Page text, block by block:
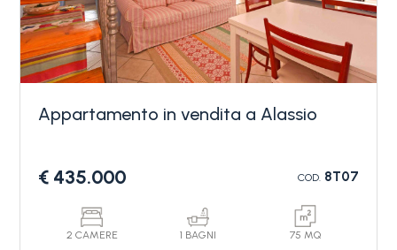
Appartamento in vendita a Alassio
€ 435.000 COD.8T07
2 CAMERE 1 BAGNI 75 MQ
minime
Qualsiasi